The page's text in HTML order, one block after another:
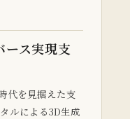
ース実現支
代を見据えた支
ルによる3D生成